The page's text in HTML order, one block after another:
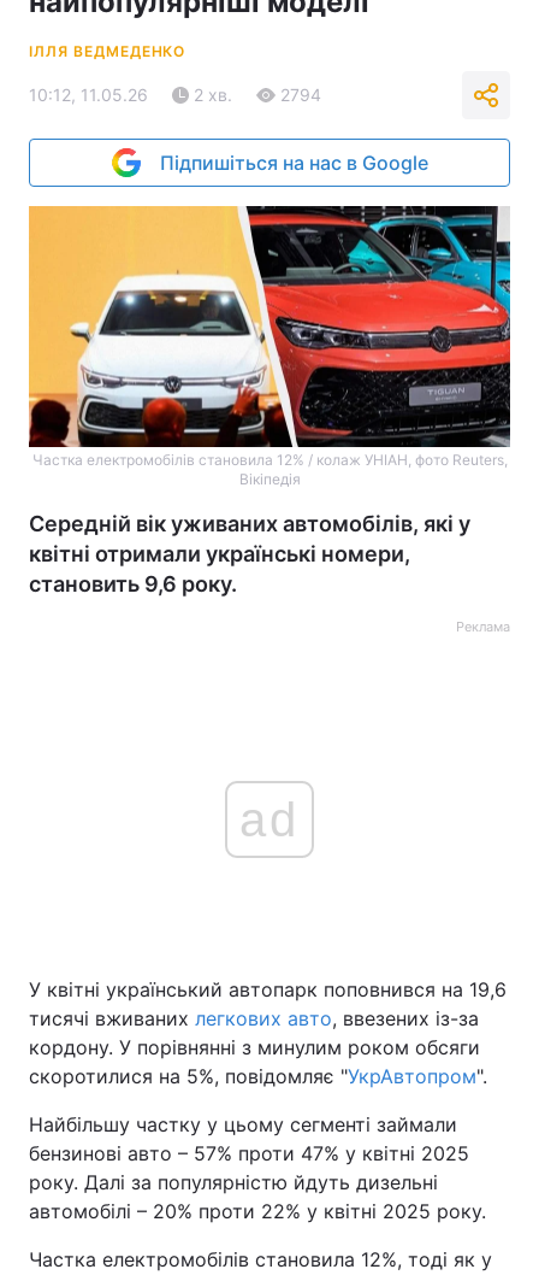
ІЛЛЯ ВЕДМЕДЕНКО
10:12, 11.05.26 2 хв. 2794
Підпишіться на нас в Google
Частка електромобілів становила 12% / колаж УНІАН, фото Reuters,
Вікіпедія
Середній вік уживаних автомобілів, які у
квітні отримали українські номери,
становить 9,6 року.
Реклама
ad
У квітні український автопарк поповнився на 19,6
тисячі вживаних легкових авто, ввезених із-за
кордону. У порівнянні з минулим роком обсяги
скоротилися на 5%, повідомляє "УкрАвтопром".
Найбільшу частку у цьому сегменті займали
бензинові авто – 57% проти 47% у квітні 2025
року. Далі за популярністю йдуть дизельні
автомобілі – 20% проти 22% у квітні 2025 року.
Частка електромобілів становила 12%, тоді як у